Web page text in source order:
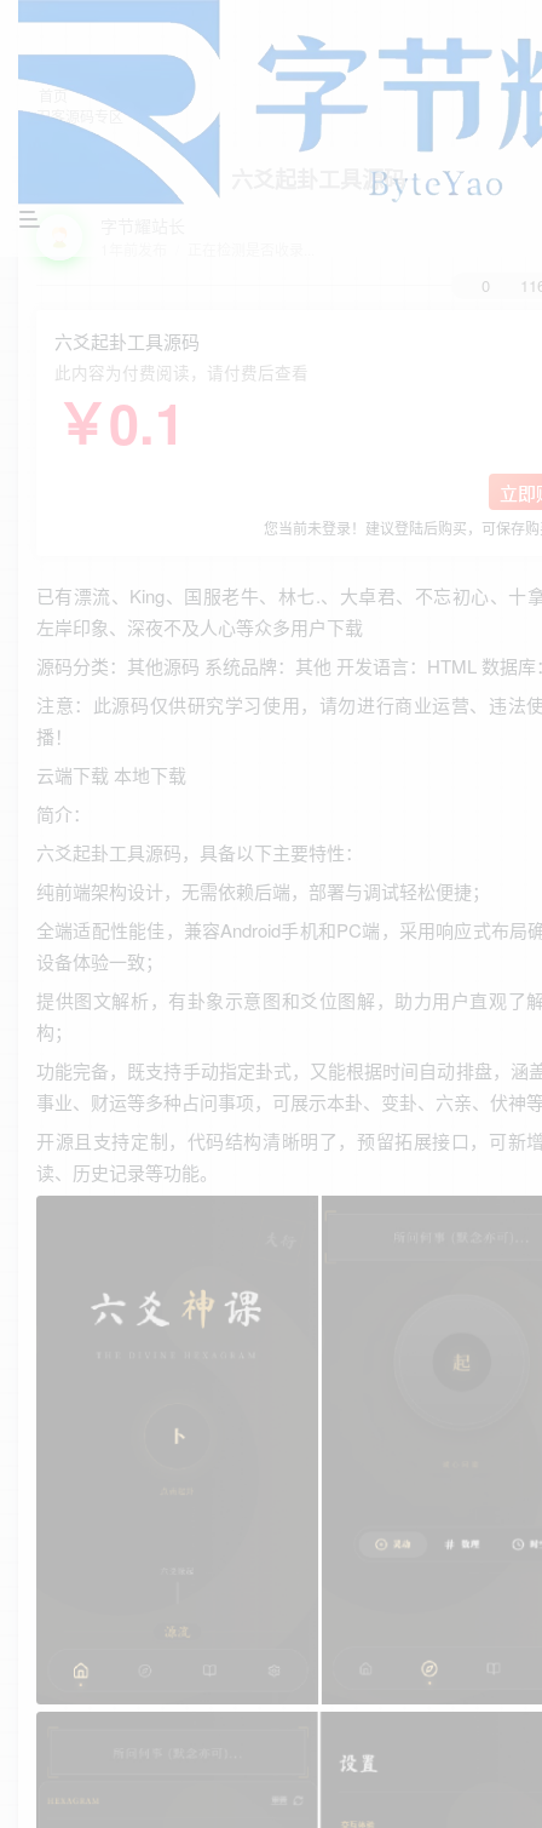
首页
刀客源码专区
六爻起卦工具源码
0
六爻起卦工具源码
此内容为付费阅读，请付费后查看
￥0.1
立即
您当前未登录！建议登陆后购买，可保存
已有漂流、King、国服老牛、林七.、大卓君、不忘初心、十
左岸印象、深夜不及人心等众多用户下载
源码分类：其他源码 系统品牌：其他 开发语言：HTML 数据库
注意：此源码仅供研究学习使用，请勿进行商业运营、违法
播！
云端下载 本地下载
简介：
六爻起卦工具源码，具备以下主要特性：
纯前端架构设计，无需依赖后端，部署与调试轻松便捷；
全端适配性能佳，兼容Android手机和PC端，采用响应式布局
设备体验一致；
提供图文解析，有卦象示意图和爻位图解，助力用户直观了
构；
功能完备，既支持手动指定卦式，又能根据时间自动排盘，涵
事业、财运等多种占问事项，可展示本卦、变卦、六亲、伏神
开源且支持定制，代码结构清晰明了，预留拓展接口，可新
读、历史记录等功能。